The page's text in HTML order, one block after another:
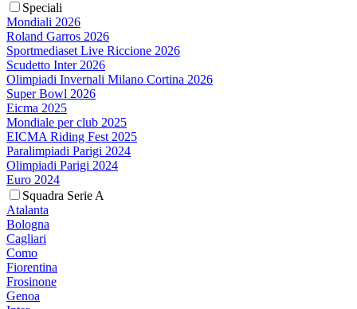
Speciali
Mondiali 2026
Roland Garros 2026
Sportmediaset Live Riccione 2026
Scudetto Inter 2026
Olimpiadi Invernali Milano Cortina 2026
Super Bowl 2026
Eicma 2025
Mondiale per club 2025
EICMA Riding Fest 2025
Paralimpiadi Parigi 2024
Olimpiadi Parigi 2024
Euro 2024
Squadra Serie A
Atalanta
Bologna
Cagliari
Como
Fiorentina
Frosinone
Genoa